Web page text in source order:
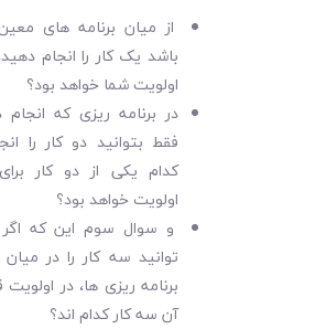
از میان برنامه های
باشد یک کار را انجام
اولویت شما خواهد بود؟
در برنامه ریزی که انجام
فقط بتوانید دو کار را
کدام یکی از دو کار
اولویت خواهد بود؟
و سوال سوم این که
توانید سه کار را در میان
برنامه ریزی ها، در اولویت
آن سه کار کدام اند؟